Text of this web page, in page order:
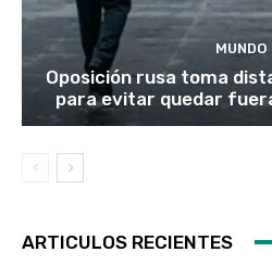
MUNDO
Oposición rusa toma
para evitar quedar
ARTICULOS RECIENTES